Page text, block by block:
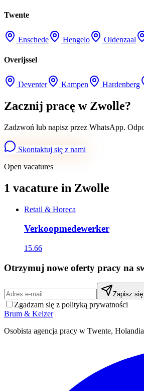
Twente
Enschede Hengelo Oldenzaal
Overijssel
Deventer Kampen Hardenberg
Zacznij pracę w Zwolle?
Zadzwoń lub napisz przez WhatsApp.
Skontaktuj się z nami
Open vacatures
1 vacature in Zwolle
Retail & Horeca
Verkoopmedewerker
15.66
Otrzymuj nowe oferty pracy na
Zapisz się
Zgadzam się z polityką prywatności
Brum & Keizer
Osobista agencja pracy w Twente,